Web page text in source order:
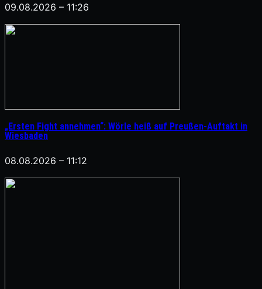
09.08.2026 – 11:26
„Ersten Fight annehmen“: Wörle heiß auf Preußen-Auftakt in
Wiesbaden
08.08.2026 – 11:12